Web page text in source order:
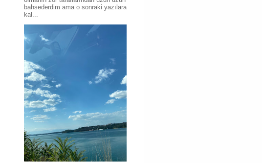
bahsederdim ama o sonraki yazılara
kal...